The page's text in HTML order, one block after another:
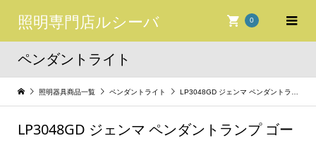
照明専門店ルシーバ 0
ペンダントライト
照明器具商品一覧 ペンダントライト LP3048GD ジェンマ ペンダントランプ ゴールド ディクラッセ
LP3048GD ジェンマ ペンダントランプ ゴー